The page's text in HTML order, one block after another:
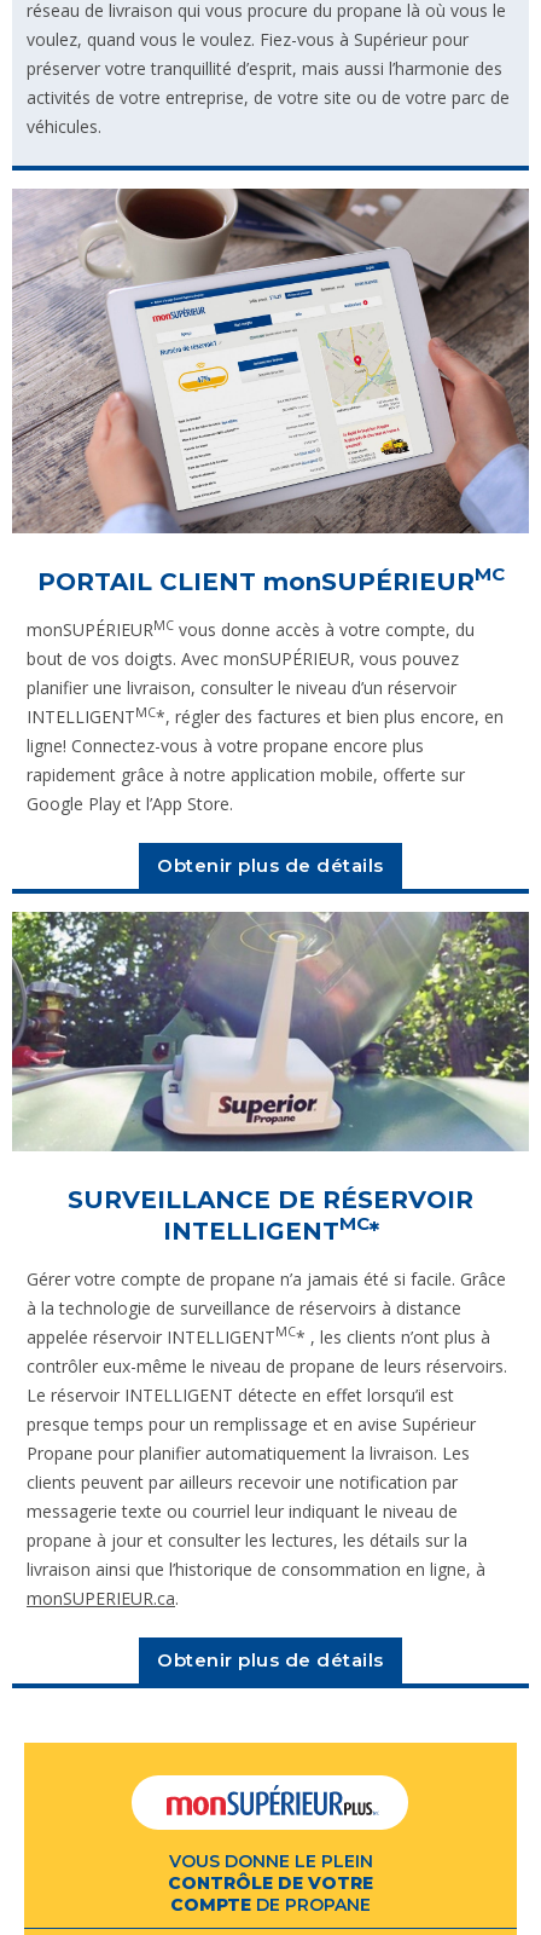
réseau de livraison qui vous procure du propane là où vous le
voulez, quand vous le voulez. Fiez-vous à Supérieur pour
préserver votre tranquillité d’esprit, mais aussi l’harmonie des
activités de votre entreprise, de votre site ou de votre parc de
véhicules.
PORTAIL CLIENT monSUPÉRIEURMC
monSUPÉRIEURMC vous donne accès à votre compte, du
bout de vos doigts. Avec monSUPÉRIEUR, vous pouvez
planifier une livraison, consulter le niveau d’un réservoir
INTELLIGENTMC*, régler des factures et bien plus encore, en
ligne! Connectez-vous à votre propane encore plus
rapidement grâce à notre application mobile, offerte sur
Google Play et l’App Store.
Obtenir plus de détails
SURVEILLANCE DE RÉSERVOIR
INTELLIGENTMC*
Gérer votre compte de propane n’a jamais été si facile. Grâce
à la technologie de surveillance de réservoirs à distance
appelée réservoir INTELLIGENTMC* , les clients n’ont plus à
contrôler eux-même le niveau de propane de leurs réservoirs.
Le réservoir INTELLIGENT détecte en effet lorsqu’il est
presque temps pour un remplissage et en avise Supérieur
Propane pour planifier automatiquement la livraison. Les
clients peuvent par ailleurs recevoir une notification par
messagerie texte ou courriel leur indiquant le niveau de
propane à jour et consulter les lectures, les détails sur la
livraison ainsi que l’historique de consommation en ligne, à
monSUPERIEUR.ca.
Obtenir plus de détails
VOUS DONNE LE PLEIN
CONTRÔLE DE VOTRE
COMPTE DE PROPANE